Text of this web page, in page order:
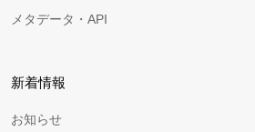
メタデータ・API
新着情報
お知らせ